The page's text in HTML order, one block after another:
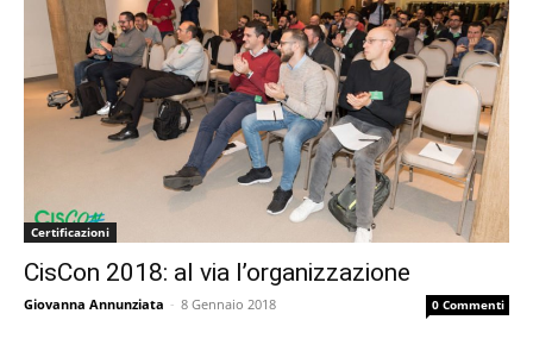
Certificazioni
CisCon 2018: al via l’organizzazione
Giovanna Annunziata - 8 Gennaio 2018 0 Commenti